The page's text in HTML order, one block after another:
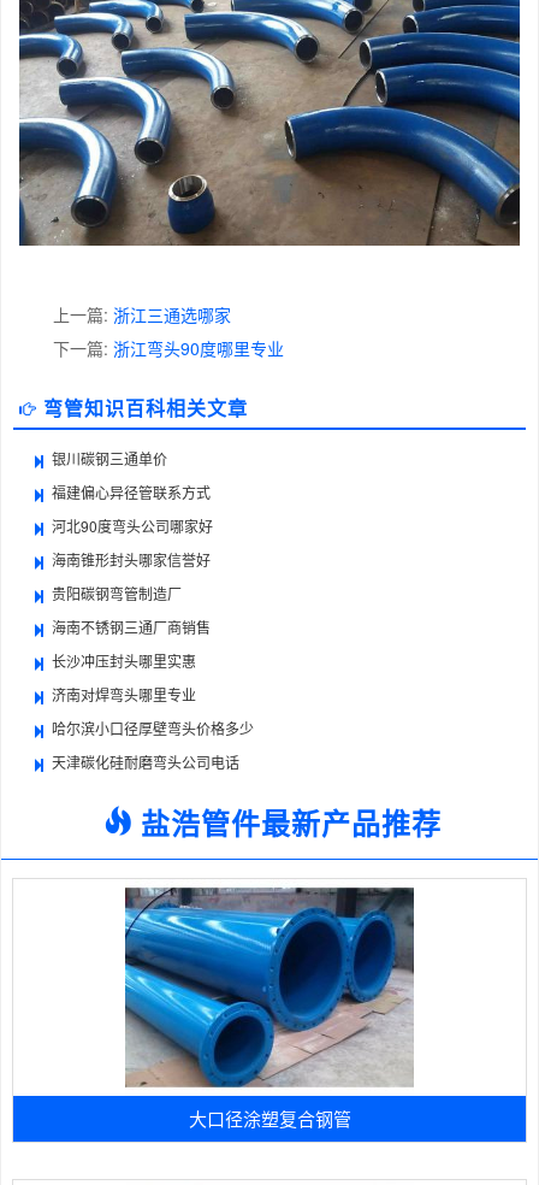
上一篇: 浙江三通选哪家
下一篇: 浙江弯头90度哪里专业
弯管知识百科相关文章
银川碳钢三通单价
福建偏心异径管联系方式
河北90度弯头公司哪家好
海南锥形封头哪家信誉好
贵阳碳钢弯管制造厂
海南不锈钢三通厂商销售
长沙冲压封头哪里实惠
济南对焊弯头哪里专业
哈尔滨小口径厚壁弯头价格多少
天津碳化硅耐磨弯头公司电话
盐浩管件最新产品推荐
大口径涂塑复合钢管